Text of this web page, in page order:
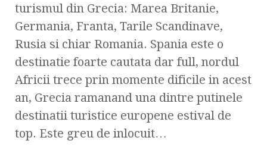
turismul din Grecia: Marea Britanie,
Germania, Franta, Tarile Scandinave,
Rusia si chiar Romania. Spania este o
destinatie foarte cautata dar full, nordul
Africii trece prin momente dificile in acest
an, Grecia ramanand una dintre putinele
destinatii turistice europene estival de
top. Este greu de inlocuit…